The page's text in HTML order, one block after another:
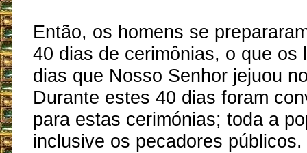
Então, os homens se
40 dias de cerimônias, o que os
dias que Nosso Senhor jejuou
Durante estes 40 dias foram
para estas cerimónias; toda a
inclusive os pecadores públicos.